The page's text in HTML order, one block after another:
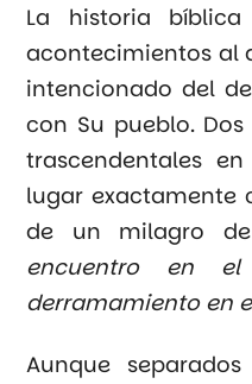
La historia
acontecimientos al
intencionado del
con Su pueblo.
trascendentales
lugar exactamente
de un milagro
encuentro en
derramamiento en
Aunque